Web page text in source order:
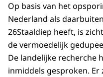
Op basis van het
Nederland als
26Staaldiep heeft, is
de vermoedelijk
De landelijke recherche
inmiddels gesproken.